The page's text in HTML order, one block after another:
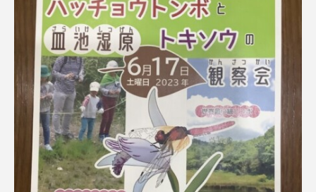
あいはらひろゆき
あかしあジュニア合唱団「さくらんぼ」
あかしあ台小学校 あじさいコンサート
あっぷっぷのぷ～ あなたが眠る間
あの歌を憶えている あめぽったん
いばら姫 おいしいおのまとぺ